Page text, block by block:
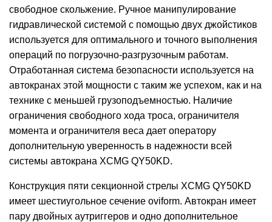
свободное скольжение. Ручное манипулирование
гидравлической системой с помощью двух джойстиков
используется для оптимального и точного выполнения
операций по погрузочно-разгрузочным работам.
Отработанная система безопасности используется на
автокранах этой мощности с таким же успехом, как и на
технике с меньшей грузоподъемностью. Наличие
ограничения свободного хода троса, ограничителя
момента и ограничителя веса дает оператору
дополнительную уверенность в надежности всей
системы автокрана XCMG QY50KD.
Конструкция пяти секционной стрелы XCMG QY50KD
имеет шестиугольное сечение oviform. Автокран имеет
пару двойных аутриггеров и одно дополнительное